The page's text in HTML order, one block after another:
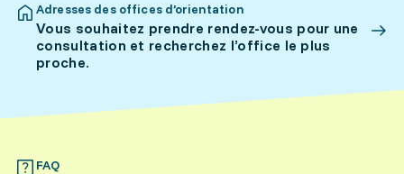
Adresses des offices d’orientation
Vous souhaitez prendre rendez-vous pour une
consultation et recherchez l’office le plus
proche.
FAQ